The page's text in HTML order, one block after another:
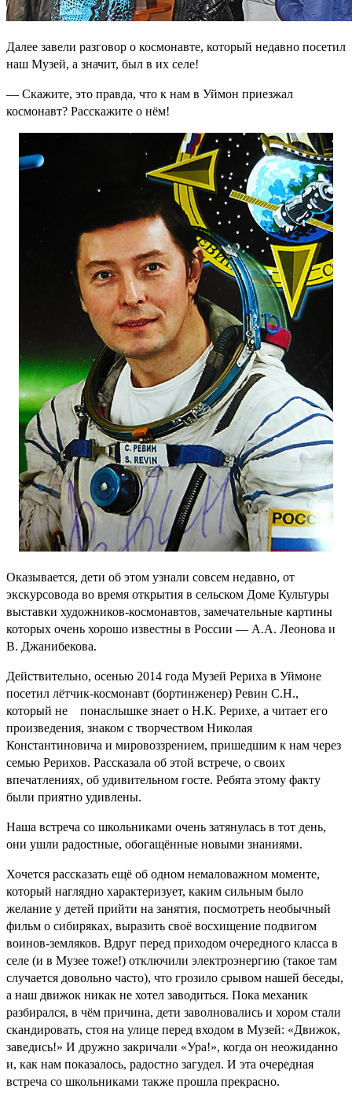
Далее завели разговор о космонавте, который недавно посетил
наш Музей, а значит, был в их селе!
— Скажите, это правда, что к нам в Уймон приезжал
космонавт? Расскажите о нём!
Оказывается, дети об этом узнали совсем недавно, от
экскурсовода во время открытия в сельском Доме Культуры
выставки художников-космонавтов, замечательные картины
которых очень хорошо известны в России — А.А. Леонова и
В. Джанибекова.
Действительно, осенью 2014 года Музей Рериха в Уймоне
посетил лётчик-космонавт (бортинженер) Ревин С.Н.,
который не понаслышке знает о Н.К. Рерихе, а читает его
произведения, знаком с творчеством Николая
Константиновича и мировоззрением, пришедшим к нам через
семью Рерихов. Рассказала об этой встрече, о своих
впечатлениях, об удивительном госте. Ребята этому факту
были приятно удивлены.
Наша встреча со школьниками очень затянулась в тот день,
они ушли радостные, обогащённые новыми знаниями.
Хочется рассказать ещё об одном немаловажном моменте,
который наглядно характеризует, каким сильным было
желание у детей прийти на занятия, посмотреть необычный
фильм о сибиряках, выразить своё восхищение подвигом
воинов-земляков. Вдруг перед приходом очередного класса в
селе (и в Музее тоже!) отключили электроэнергию (такое там
случается довольно часто), что грозило срывом нашей беседы,
а наш движок никак не хотел заводиться. Пока механик
разбирался, в чём причина, дети заволновались и хором стали
скандировать, стоя на улице перед входом в Музей: «Движок,
заведись!» И дружно закричали «Ура!», когда он неожиданно
и, как нам показалось, радостно загудел. И эта очередная
встреча со школьниками также прошла прекрасно.